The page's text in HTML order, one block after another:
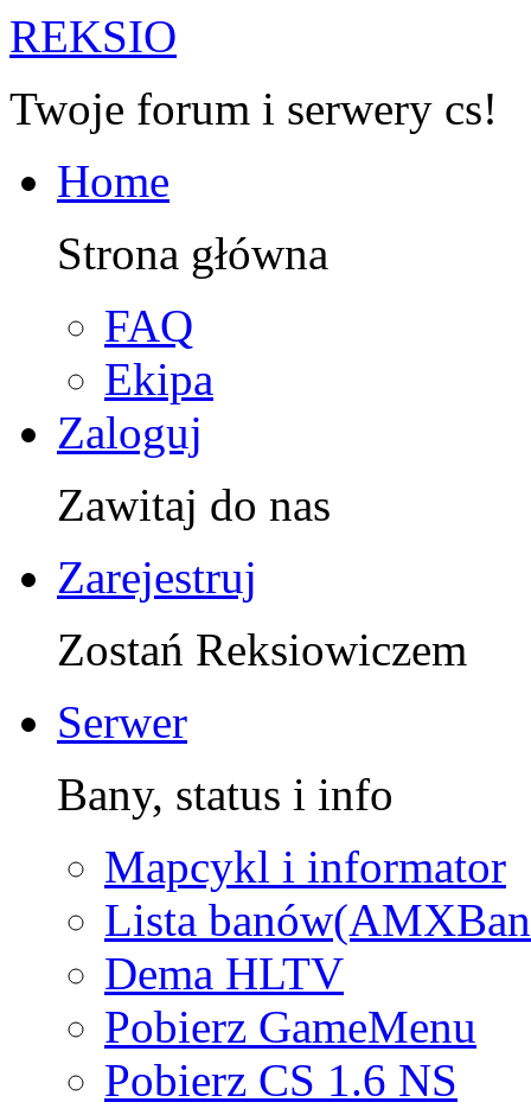
REKSIO
Twoje forum i serwery cs!
Home
Strona główna
FAQ
Ekipa
Zaloguj
Zawitaj do nas
Zarejestruj
Zostań Reksiowiczem
Serwer
Bany, status i info
Mapcykl i informator
Lista
Dema HLTV
Pobierz GameMenu
Pobierz CS 1.6 NS